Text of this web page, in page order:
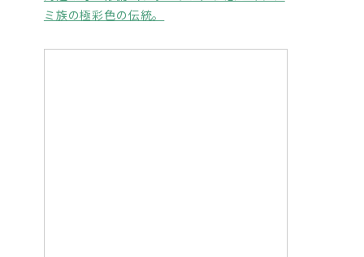
ミ族の極彩色の伝統。